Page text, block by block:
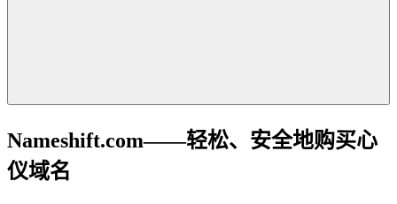
Nameshift.com——轻松、安全地购买心
仪域名